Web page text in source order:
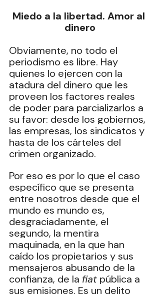
Miedo a la libertad. Amor al
dinero
Obviamente, no todo el
periodismo es libre. Hay
quienes lo ejercen con la
atadura del dinero que les
proveen los factores reales
de poder para parcializarlos a
su favor: desde los gobiernos,
las empresas, los sindicatos y
hasta de los cárteles del
crimen organizado.
Por eso es por lo que el caso
específico que se presenta
entre nosotros desde que el
mundo es mundo es,
desgraciadamente, el
segundo, la mentira
maquinada, en la que han
caído los propietarios y sus
mensajeros abusando de la
confianza, de la fiat pública a
sus emisiones. Es un delito